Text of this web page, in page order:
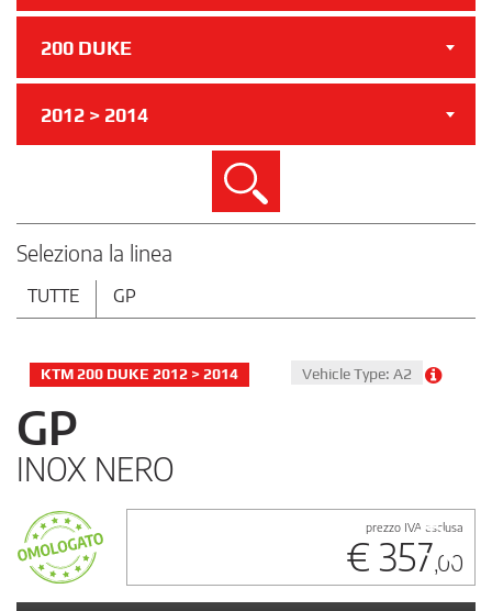
200 DUKE
2012 > 2014
Cerca
Seleziona la linea
TUTTE GP
KTM 200 DUKE 2012 > 2014 Vehicle Type: A2
GP
INOX NERO
prezzo IVA esclusa
€ 357,00